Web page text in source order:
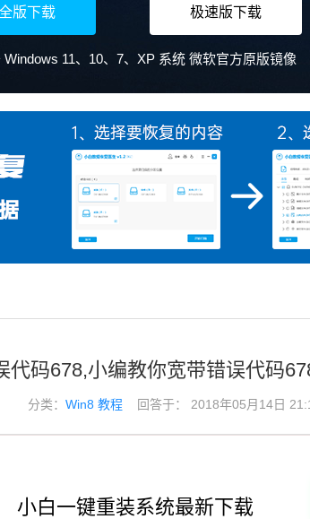
代码678,小编教你宽带错误代码
分类：Win8 教程 回答于： 2018年05月14日
小白一键重装系统最新下载